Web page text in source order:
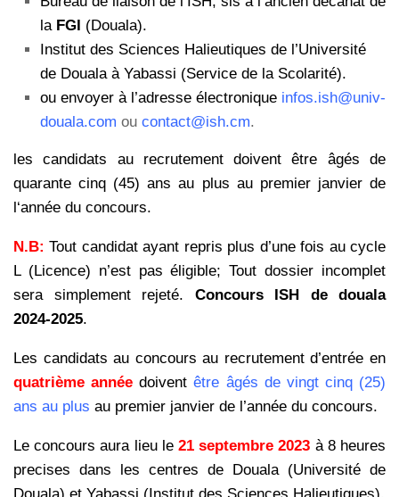
la FGI (Douala).
Institut des Sciences Halieutiques de l’Université
de Douala à Yabassi (Service de la Scolarité).
ou envoyer à l’adresse électronique infos.ish@univ-
douala.com ou contact@ish.cm.
les candidats au recrutement doivent être âgés de
quarante cinq (45) ans au plus au premier janvier de
l‘année du concours.
N.B: Tout candidat ayant repris plus d’une fois au cycle
L (Licence) n’est pas éligible; Tout dossier incomplet
sera simplement rejeté. Concours ISH de douala
2024-2025.
Les candidats au concours au recrutement d’entrée en
quatrième année doiventêtre âgés de vingt cinq (25)
ans au plus au premier janvier de l’année du concours.
Le concours aura lieu le 21 septembre 2023 à 8 heures
precises dans les centres de Douala (Université de